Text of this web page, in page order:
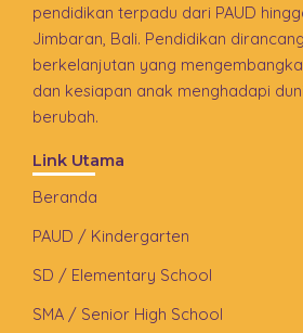
pendidikan terpadu dari PAUD
Jimbaran, Bali. Pendidikan
berkelanjutan yang
dan kesiapan anak menghadapi
berubah.
Link Utama
Beranda
PAUD / Kindergarten
SD / Elementary School
SMA / Senior High School